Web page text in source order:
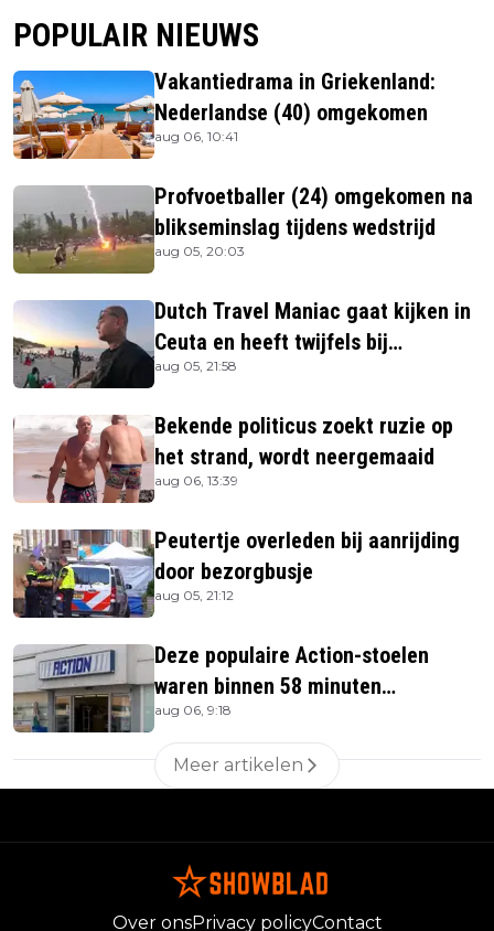
POPULAIR NIEUWS
Vakantiedrama in Griekenland:
Nederlandse (40) omgekomen
aug 06, 10:41
Profvoetballer (24) omgekomen na
blikseminslag tijdens wedstrijd
aug 05, 20:03
Dutch Travel Maniac gaat kijken in
Ceuta en heeft twijfels bij
berichtgeving media
aug 05, 21:58
Bekende politicus zoekt ruzie op
het strand, wordt neergemaaid
aug 06, 13:39
Peutertje overleden bij aanrijding
door bezorgbusje
aug 05, 21:12
Deze populaire Action-stoelen
waren binnen 58 minuten
uitverkocht zijn vandaag weer te
verkrijgen
aug 06, 9:18
Meer artikelen
Over onsPrivacy policyContact